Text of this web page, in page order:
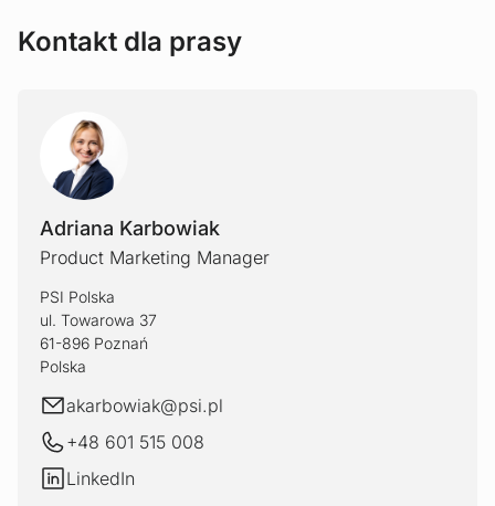
Kontakt dla prasy
Adriana Karbowiak
Product Marketing Manager
PSI Polska
ul. Towarowa 37
61-896 Poznań
Polska
E-mailakarbowiak@psi.pl
+48 601 515 008
LinkedIn
LinkedIn